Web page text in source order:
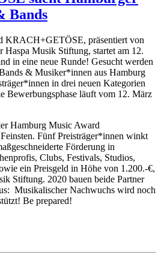
Bands
KRACH+GETÖSE, präsentiert von
Musik Stiftung, startet am 12.
in eine neue Runde! Gesucht werden
& Musiker*innen aus Hamburg
in drei neuen Kategorien
Bewerbungsphase läuft vom 12. März
Hamburg Music Award
Fünf Preisträger*innen winkt
Förderung in
Clubs, Festivals, Studios,
ein Preisgeld in Höhe von 1.200.-€,
Stiftung. 2020 bauen beide Partner
Musikalischer Nachwuchs wird noch
Be prepared!